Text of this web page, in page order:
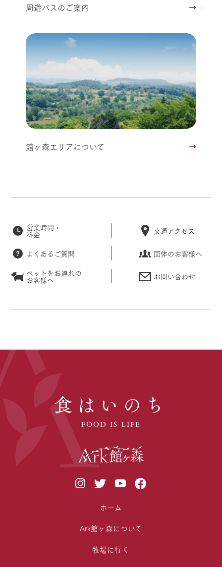
周遊バスのご案内
館ヶ森エリアについて
営業時間・
料金 交通アクセス
よくあるご質問
団体のお客様へ
ペットをお連れの
お客様へ お問い合わせ
食はいのち
FOOD IS LIFE
ホーム
Ark館ヶ森について
牧場に行く